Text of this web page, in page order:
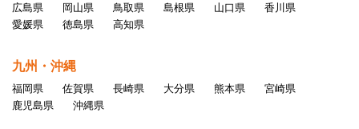
広島県 岡山県 鳥取県 島根県 山口県
香川県
愛媛県
徳島県 高知県
九州・沖縄
福岡県 佐賀県 長崎県 大分県 熊本県
宮崎県
鹿児島県
沖縄県